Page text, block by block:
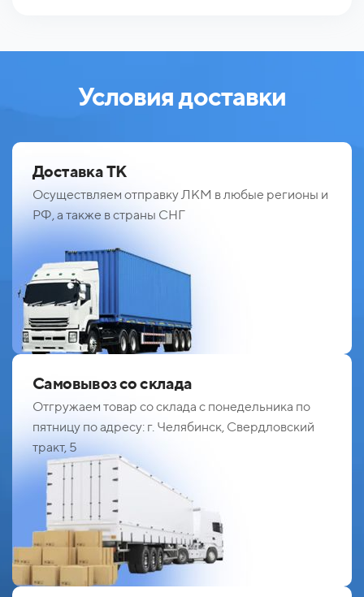
Условия доставки
Доставка ТК
Осуществляем отправку ЛКМ в любые регионы и
РФ, а также в страны СНГ
Самовывоз со склада
Отгружаем товар со склада с понедельника по
пятницу по адресу: г. Челябинск, Свердловский
тракт, 5